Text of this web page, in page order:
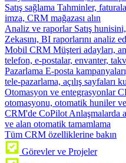
Satış sağlama Tahminler,
imza, CRM mağazası alın
Analiz ve raporlar Satış
Zekasını, BI raporlarını analiz
Mobil CRM Müşteri adayları,
telefon, e-postalar, envanter,
Pazarlama E-posta
tele-pazarlama, açılış sayfaları
Otomasyon ve entegrasyonlar
otomasyonu, otomatik huniler
CRM'de CoPilot Anlaşmalarda
ve alan otomatik tamamlama
Tüm CRM özelliklerine bakın
Görevler ve Projeler